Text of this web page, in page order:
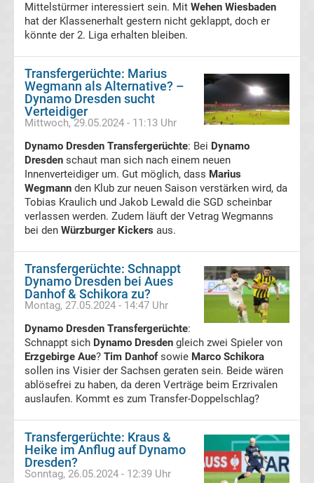
Frauen
Bundesliga
Tabelle
Ligue
1
Ergebnisse
Ligue
1
Tabelle
Süper
Lig
Ergebnisse
Süper
Lig
Mittelstürmer interessiert sein. Mit Wehen Wiesbaden
hat der Klassenerhalt gestern nicht geklappt, doch er
könnte der 2. Liga erhalten bleiben.
Transfergerüchte: Marius
Wegmann als Alternative? –
Dynamo Dresden sucht
Verteidiger
Mittwoch, 29.05.2024 - 11:13 Uhr
Dynamo Dresden Transfergerüchte: Bei Dynamo
Dresden schaut man sich nach einem neuen
Innenverteidiger um. Gut möglich, dass Marius
Wegmann den Klub zur neuen Saison verstärken wird, da
Tobias Kraulich und Jakob Lewald die SGD scheinbar
verlassen werden. Zudem läuft der Vetrag Wegmanns
bei den Würzburger Kickers aus.
Transfergerüchte: Schnappt
Dynamo Dresden bei Aues
Danhof & Schikora zu?
Montag, 27.05.2024 - 14:47 Uhr
Dynamo Dresden Transfergerüchte:
Schnappt sich Dynamo Dresden gleich zwei Spieler von
Erzgebirge Aue? Tim Danhofsowie Marco Schikora
sollen ins Visier der Sachsen geraten sein. Beide wären
ablösefrei zu haben, da deren Verträge beim Erzrivalen
auslaufen. Kommt es zum Transfer-Doppelschlag?
Transfergerüchte: Kraus &
Heike im Anflug auf Dynamo
Dresden?
Sonntag, 26.05.2024 - 12:39 Uhr